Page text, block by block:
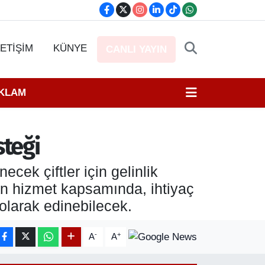
KÜNYE CANLI YAYIN
çiftler için gelinlik
hizmet kapsamında, ihtiyaç
edinebilecek.
A- A+